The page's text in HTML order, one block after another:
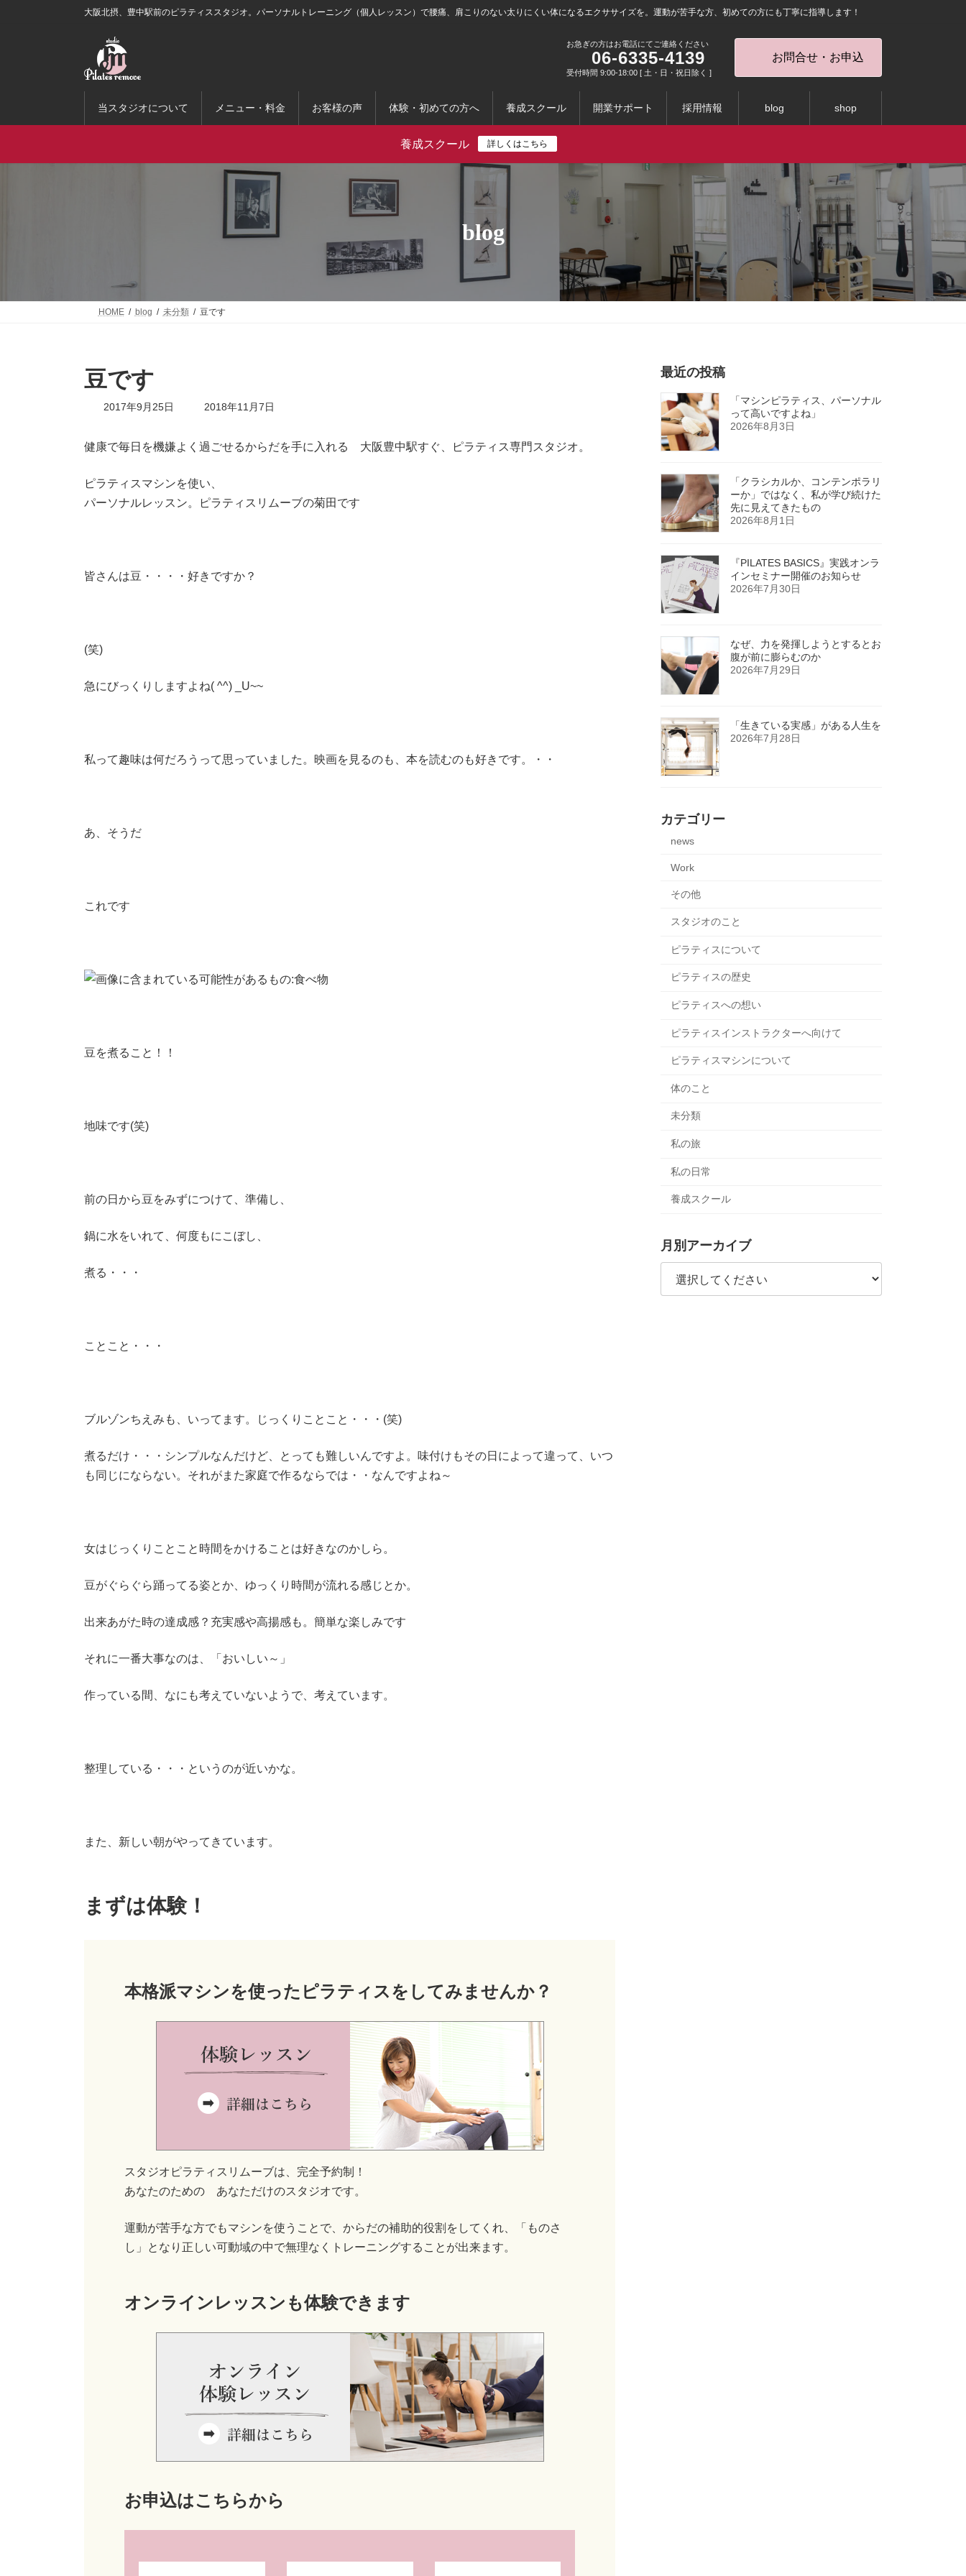
ッ
移
大阪北摂、豊中駅前のピラティススタジオ。パーソナルトレーニング（個人レッスン）で腰痛、肩こりのない太りにくい体になるエクササイズを。運動が苦手な方、初めての方にも丁寧に指導します！
お急ぎの方はお電話にてご連絡ください
06-6335-4139
受付時間 9:00-18:00 [ 土・日・祝日除く ]
お問合せ・お申込
当スタジオについて メニュー・料金 お客様の声 体験・初めての方へ 養成スクール 開業サポート 採用情報 blog shop
養成スクール 詳しくはこちら
blog
HOME blog 未分類 豆です
豆です
2017年9月25日
最
新
:
2018年11月7日
健康で毎日を機嫌よく過ごせるからだを手に入れる 大阪豊中駅すぐ、ピラティス専門スタジオ。
ピラティスマシンを使い、
パーソナルレッスン。ピラティスリムーブの菊田です
皆さんは豆・・・・好きですか？
(笑)
急にびっくりしますよね( ^^) _U~~
私って趣味は何だろうって思っていました。映画を見るのも、本を読むのも好きです。・・
あ、そうだ
これです
豆を煮ること！！
地味です(笑)
前の日から豆をみずにつけて、準備し、
鍋に水をいれて、何度もにこぼし、
煮る・・・
ことこと・・・
ブルゾンちえみも、いってます。じっくりことこと・・・(笑)
煮るだけ・・・シンプルなんだけど、とっても難しいんですよ。味付けもその日によって違って、いつ
も同じにならない。それがまた家庭で作るならでは・・なんですよね～
女はじっくりことこと時間をかけることは好きなのかしら。
豆がぐらぐら踊ってる姿とか、ゆっくり時間が流れる感じとか。
出来あがた時の達成感？充実感や高揚感も。簡単な楽しみです
それに一番大事なのは、「おいしい～」
作っている間、なにも考えていないようで、考えています。
整理している・・・というのが近いかな。
また、新しい朝がやってきています。
まずは体験！
本格派マシンを使ったピラティスをしてみませんか？
スタジオピラティスリムーブは、完全予約制！
あなたのための あなただけのスタジオです。
運動が苦手な方でもマシンを使うことで、からだの補助的役割をしてくれ、「ものさ
し」となり正しい可動域の中で無理なくトレーニングすることが出来ます。
オンラインレッスンも体験できます
お申込はこちらから
最近の投稿
「マシンピラティス、パーソナル
って高いですよね」
2026年8月3日
「クラシカルか、コンテンポラリ
ーか」ではなく、私が学び続けた
先に見えてきたもの
2026年8月1日
『PILATES BASICS』実践オンラ
インセミナー開催のお知らせ
2026年7月30日
なぜ、力を発揮しようとするとお
腹が前に膨らむのか
2026年7月29日
「生きている実感」がある人生を
2026年7月28日
カテゴリー
news
Work
その他
スタジオのこと
ピラティスについて
ピラティスの歴史
ピラティスへの想い
ピラティスインストラクターへ向けて
ピラティスマシンについて
体のこと
未分類
私の旅
私の日常
養成スクール
月別アーカイブ